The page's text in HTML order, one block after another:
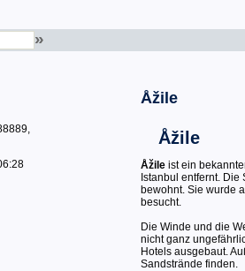
»
Åžile
Åžile
Åžile ist ein
Istanbul entfernt.
bewohnt. Sie wurde
besucht.
Die Winde und die
nicht ganz
Hotels ausgebaut.
Sandstrände finden.